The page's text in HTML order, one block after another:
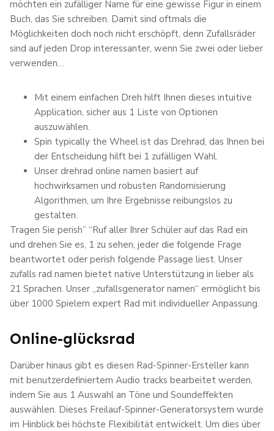
möchten ein zufälliger Name für eine gewisse Figur in einem
Buch, das Sie schreiben. Damit sind oftmals die
Möglichkeiten doch noch nicht erschöpft, denn Zufallsräder
sind auf jeden Drop interessanter, wenn Sie zwei oder lieber
verwenden…
Mit einem einfachen Dreh hilft Ihnen dieses intuitive
Application, sicher aus 1 Liste von Optionen
auszuwählen.
Spin typically the Wheel ist das Drehrad, das Ihnen bei
der Entscheidung hilft bei 1 zufälligen Wahl.
Unser drehrad online namen basiert auf
hochwirksamen und robusten Randomisierung
Algorithmen, um Ihre Ergebnisse reibungslos zu
gestalten.
Tragen Sie perish” “Ruf aller Ihrer Schüler auf das Rad ein
und drehen Sie es, 1 zu sehen, jeder die folgende Frage
beantwortet oder perish folgende Passage liest. Unser
zufalls rad namen bietet native Unterstützung in lieber als
21 Sprachen. Unser „zufallsgenerator namen“ ermöglicht bis
über 1000 Spielern expert Rad mit individueller Anpassung.
Online-glücksrad
Darüber hinaus gibt es diesen Rad-Spinner-Ersteller kann
mit benutzerdefiniertem Audio tracks bearbeitet werden,
indem Sie aus 1 Auswahl an Töne und Soundeffekten
auswählen. Dieses Freilauf-Spinner-Generatorsystem wurde
im Hinblick bei höchste Flexibilität entwickelt. Um dies über